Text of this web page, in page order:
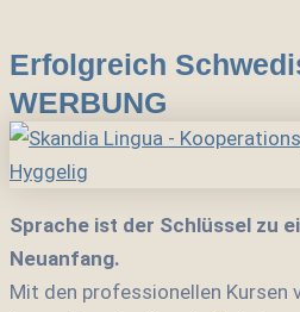
Erfolgreich
WERBUNG
Sprache ist der Schlüssel zu
Neuanfang.
Mit den professionellen Kursen